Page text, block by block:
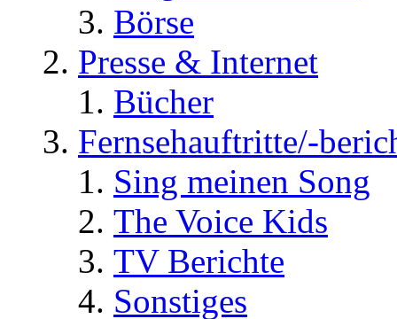
Börse
Presse & Internet
Bücher
Fernsehauftritte/-
Sing meinen Song
The Voice Kids
TV Berichte
Sonstiges